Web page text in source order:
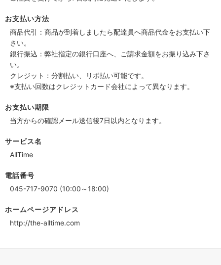
お支払い方法
商品代引：商品が到着しましたら配達員へ商品代金をお支払い下
さい。
銀行振込：弊社指定の銀行口座へ、ご請求金額をお振り込み下さ
い。
クレジット：分割払い、リボ払い可能です。
※支払い回数はクレジットカード会社によって異なります。
お支払い期限
当方からの確認メール送信後7日以内となります。
サービス名
AllTime
電話番号
045-717-9070 (10:00～18:00)
ホームページアドレス
http://the-alltime.com